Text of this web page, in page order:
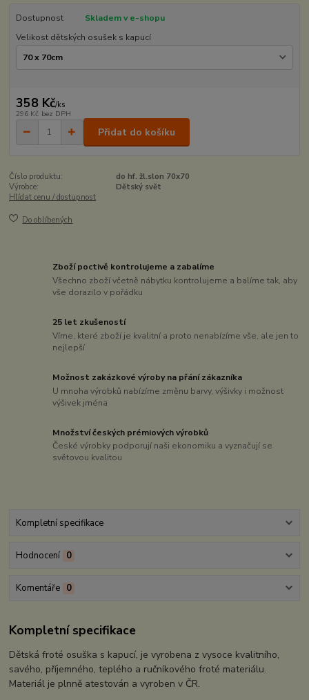
Dostupnost
Skladem v e-shopu
Velikost dětských osušek s kapucí
358 Kč/ks
296 Kč bez DPH
Přidat do košíku
Číslo produktu:
do hf. žl.slon 70x70
Výrobce:
Dětský svět
Hlídat cenu / dostupnost
Do oblíbených
Zboží poctivě kontrolujeme a zabalíme
Všechno zboží včetně nábytku kontrolujeme a balíme tak, aby
vše dorazilo v pořádku
25 let zkušeností
Víme, které zboží je kvalitní a proto nenabízíme vše, ale jen to
nejlepší
Možnost zakázkové výroby na přání zákazníka
U mnoha výrobků nabízíme změnu barvy, výšivky i možnost
výšivek jména
Množství českých prémiových výrobků
České výrobky podporují naši ekonomiku a vyznačují se
světovou kvalitou
Kompletní specifikace
Hodnocení 0
Komentáře 0
Kompletní specifikace
Dětská froté osuška s kapucí, je vyrobena z vysoce kvalitního,
savého, příjemného, teplého a ručníkového froté materiálu.
Materiál je plnně atestován a vyroben v ČR.